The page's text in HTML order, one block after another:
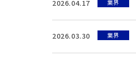
2026.04.17 業界
2026.03.30 業界